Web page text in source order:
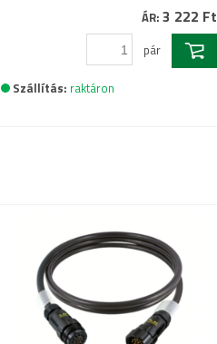
ÁR: 3 222 Ft
pár
Szállítás: raktáron